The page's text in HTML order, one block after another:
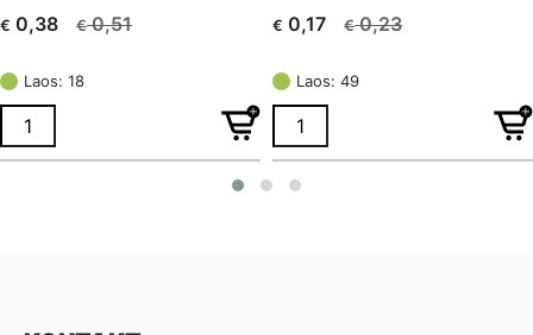
€0,51
Algne
oli:
€ 0,51.
€ 0,38
Current
is:
€ 0,38.
Laos: 18
€0,23
Algne
oli:
€ 0,23.
€ 0,17
Current
is:
€ 0,17.
Laos: 49